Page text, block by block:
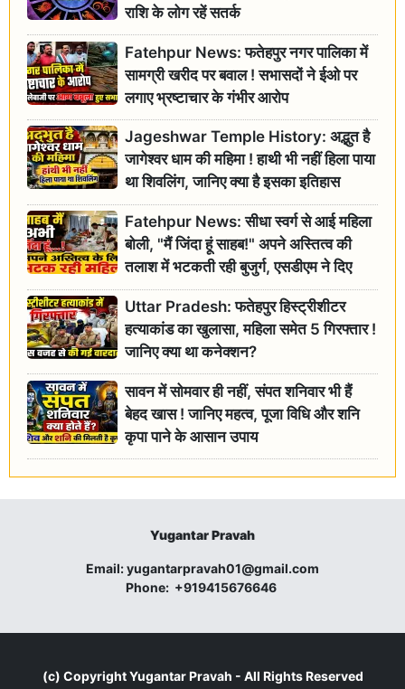
राशि के लोग रहें सतर्क
Fatehpur News: फतेहपुर नगर पालिका में
सामग्री खरीद पर बवाल ! सभासदों ने ईओ पर
लगाए भ्रष्टाचार के गंभीर आरोप
Jageshwar Temple History: अद्भुत है
जागेश्वर धाम की महिमा ! हाथी भी नहीं हिला पाया
था शिवलिंग, जानिए क्या है इसका इतिहास
Fatehpur News: सीधा स्वर्ग से आई महिला
बोली, "मैं जिंदा हूं साहब!" अपने अस्तित्व की
तलाश में भटकती रही बुजुर्ग, एसडीएम ने दिए
जांच के आदेश
Uttar Pradesh: फतेहपुर हिस्ट्रीशीटर
हत्याकांड का खुलासा, महिला समेत 5 गिरफ्तार !
जानिए क्या था कनेक्शन?
सावन में सोमवार ही नहीं, संपत शनिवार भी हैं
बेहद खास ! जानिए महत्व, पूजा विधि और शनि
कृपा पाने के आसान उपाय
Yugantar Pravah
Email:yugantarpravah01@gmail.com
Phone: +919415676646
(c) CopyrightYugantar Pravah - All Rights Reserved